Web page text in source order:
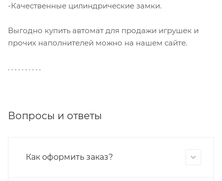
-Качественные цилиндрические замки.
Выгодно купить автомат для продажи игрушек и
прочих наполнителей можно на нашем сайте.
. . . . . . . . . .
Вопросы и ответы
Как оформить заказ?